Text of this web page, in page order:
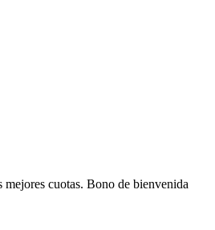
mejores cuotas. Bono de bienvenida